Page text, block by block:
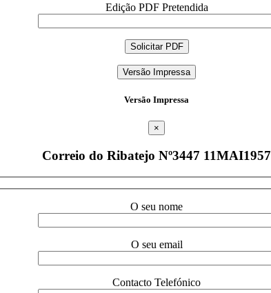
Edição PDF Pretendida
Versão Impressa
Versão Impressa
×
Correio do Ribatejo Nº3447 11MAI1957
O seu nome
O seu email
Contacto Telefónico